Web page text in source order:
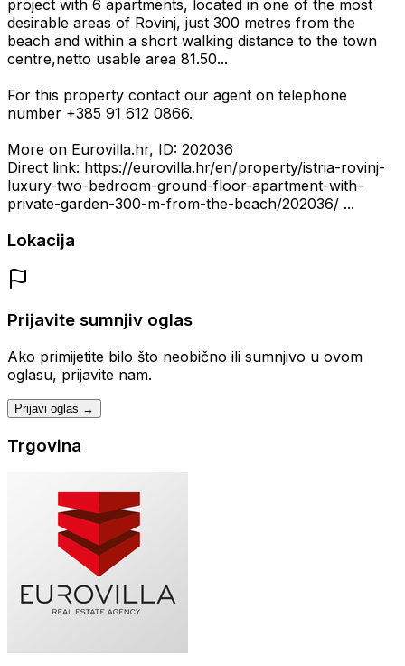
project with 6 apartments, located in one of the most
desirable areas of Rovinj, just 300 metres from the
beach and within a short walking distance to the town
centre,netto usable area 81.50...
For this property contact our agent on telephone
number +385 91 612 0866.
More on Eurovilla.hr, ID: 202036
Direct link: https://eurovilla.hr/en/property/istria-rovinj-
luxury-two-bedroom-ground-floor-apartment-with-
private-garden-300-m-from-the-beach/202036/ ...
Lokacija
Prijavite sumnjiv oglas
Ako primijetite bilo što neobično ili sumnjivo u ovom
oglasu, prijavite nam.
Prijavi oglas →
Trgovina